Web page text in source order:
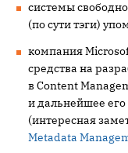
системы
(по сути тэги)
компания
средства на
в Content
и дальнейшее его
(интересная
Metadata